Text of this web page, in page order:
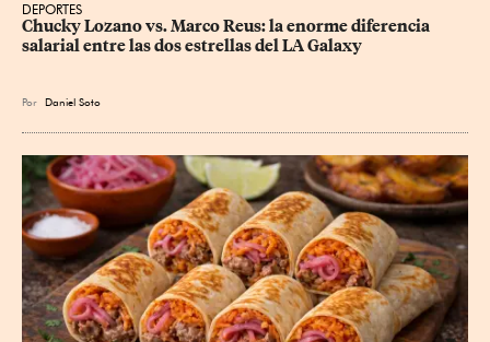
DEPORTES
Chucky Lozano vs. Marco Reus: la enorme diferencia
salarial entre las dos estrellas del LA Galaxy
Por Daniel Soto